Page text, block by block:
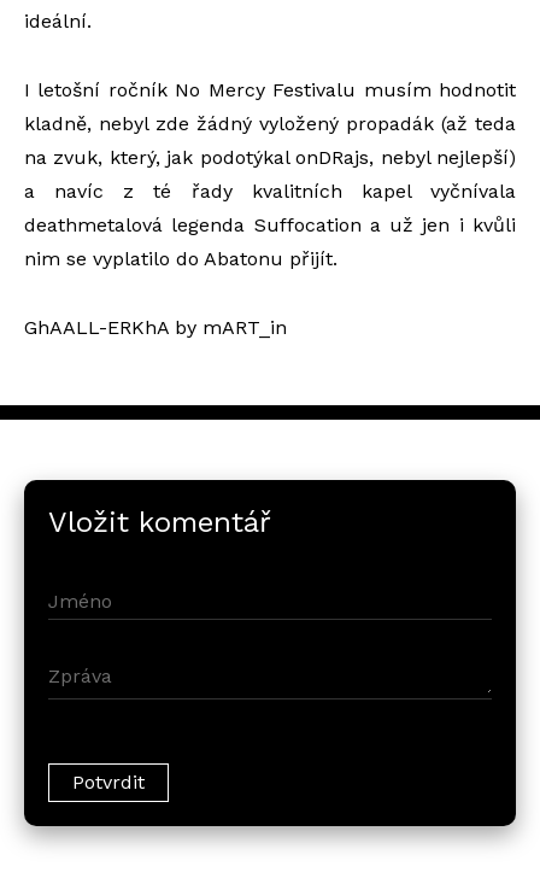
ideální.
I letošní ročník No Mercy Festivalu musím hodnotit
kladně, nebyl zde žádný vyložený propadák (až teda
na zvuk, který, jak podotýkal onDRajs, nebyl nejlepší)
a navíc z té řady kvalitních kapel vyčnívala
deathmetalová legenda Suffocation a už jen i kvůli
nim se vyplatilo do Abatonu přijít.
GhAALL-ERKhA by mART_in
Vložit komentář